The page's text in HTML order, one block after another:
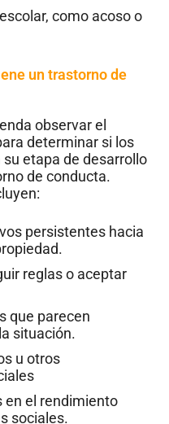
como acoso o
un trastorno de
observar el
determinar si los
etapa de desarrollo
de conducta.
persistentes hacia
reglas o aceptar
que parecen
situación.
u otros
en el rendimiento
sociales.